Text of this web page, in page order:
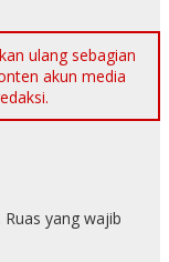
ulang sebagian
akun media
Ruas yang wajib